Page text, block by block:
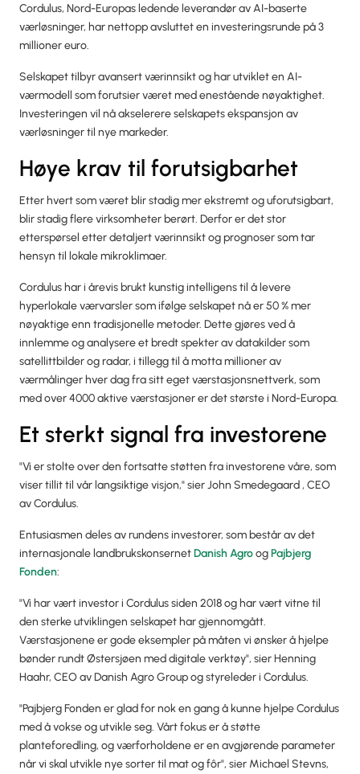
Cordulus, Nord-Europas ledende leverandør av AI-baserte
værløsninger, har nettopp avsluttet en investeringsrunde på 3
millioner euro.
Selskapet tilbyr avansert værinnsikt og har utviklet en AI-
værmodell som forutsier været med enestående nøyaktighet.
Investeringen vil nå akselerere selskapets ekspansjon av
værløsninger til nye markeder.
Høye krav til forutsigbarhet
Etter hvert som været blir stadig mer ekstremt og uforutsigbart,
blir stadig flere virksomheter berørt. Derfor er det stor
etterspørsel etter detaljert værinnsikt og prognoser som tar
hensyn til lokale mikroklimaer.
Cordulus har i årevis brukt kunstig intelligens til å levere
hyperlokale værvarsler som ifølge selskapet nå er 50 % mer
nøyaktige enn tradisjonelle metoder. Dette gjøres ved å
innlemme og analysere et bredt spekter av datakilder som
satellittbilder og radar, i tillegg til å motta millioner av
værmålinger hver dag fra sitt eget værstasjonsnettverk, som
med over 4000 aktive værstasjoner er det største i Nord-Europa.
Et sterkt signal fra investorene
"Vi er stolte over den fortsatte støtten fra investorene våre, som
viser tillit til vår langsiktige visjon," sier John Smedegaard , CEO
av Cordulus.
Entusiasmen deles av rundens investorer, som består av det
internasjonale landbrukskonsernetDanish AgroogPajbjerg
Fonden:
"Vi har vært investor i Cordulus siden 2018 og har vært vitne til
den sterke utviklingen selskapet har gjennomgått.
Værstasjonene er gode eksempler på måten vi ønsker å hjelpe
bønder rundt Østersjøen med digitale verktøy", sier Henning
Haahr, CEO av Danish Agro Group og styreleder i Cordulus.
"Pajbjerg Fonden er glad for nok en gang å kunne hjelpe Cordulus
med å vokse og utvikle seg. Vårt fokus er å støtte
planteforedling, og værforholdene er en avgjørende parameter
når vi skal utvikle nye sorter til mat og fôr", sier Michael Stevns,